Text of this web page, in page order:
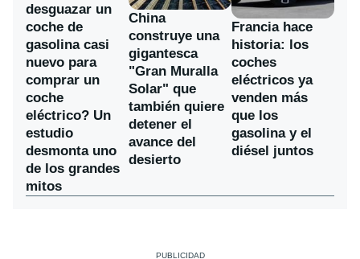
desguazar un
coche de
gasolina casi
nuevo para
comprar un
coche
eléctrico? Un
estudio
desmonta uno
de los grandes
mitos
China
construye una
gigantesca
"Gran Muralla
Solar" que
también quiere
detener el
avance del
desierto
Francia hace
historia: los
coches
eléctricos ya
venden más
que los
gasolina y el
diésel juntos